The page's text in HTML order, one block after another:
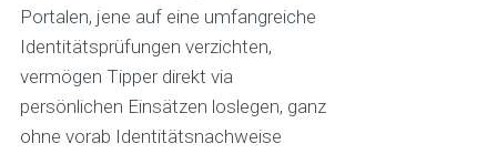
Portalen, jene auf eine umfangreiche
Identitätsprüfungen verzichten,
vermögen Tipper direkt via
persönlichen Einsätzen loslegen, ganz
ohne vorab Identitätsnachweise